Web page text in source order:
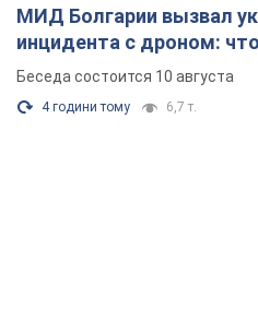
МИД Болгарии вызвал
инцидента с дроном:
Беседа состоится 10 августа
4 години тому 6,7 т.